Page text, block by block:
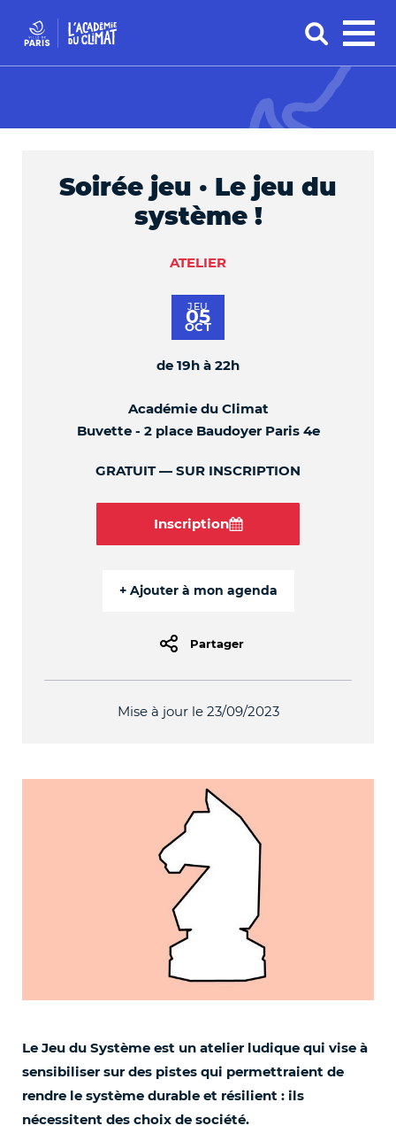
Soirée jeu · Le jeu du
système !
ATELIER
JEU
05
OCT
de 19h à 22h
Académie du Climat
Buvette - 2 place Baudoyer Paris 4e
GRATUIT SUR INSCRIPTION
Inscription
Partager
Mise à jour le 23/09/2023
Le Jeu du Système est un atelier ludique qui vise à
sensibiliser sur des pistes qui permettraient de
rendre le système durable et résilient : ils
nécessitent des choix de société.